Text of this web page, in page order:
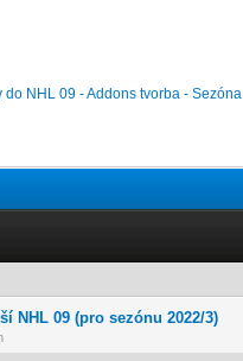
NHL 09 - Addons tvorba -
NHL 09 (pro sezónu 2022/3)
5